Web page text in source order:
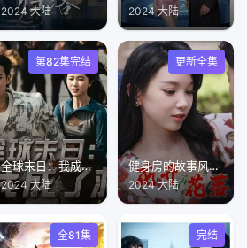
2024 大陆 2024 大陆
第82集完结
全球末日：我成了救世主
2024 大陆
更新全集
健身房的故事风雨交加
2024 大陆
全81集 完结